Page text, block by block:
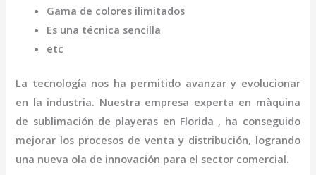
Gama de colores ilimitados
Es una técnica sencilla
etc
La tecnología nos ha permitido avanzar y evolucionar
en la industria. Nuestra empresa experta en màquina
de sublimación de playeras en Florida , ha conseguido
mejorar los procesos de venta y distribución, logrando
una nueva ola de innovación para el sector comercial.